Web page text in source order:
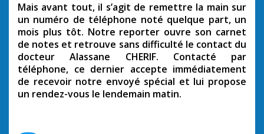
Mais avant tout, il s’agit de remettre la main sur
un numéro de téléphone noté quelque part, un
mois plus tôt. Notre reporter ouvre son carnet
de notes et retrouve sans difficulté le contact du
docteur Alassane CHERIF. Contacté par
téléphone, ce dernier accepte immédiatement
de recevoir notre envoyé spécial et lui propose
un rendez-vous le lendemain matin.